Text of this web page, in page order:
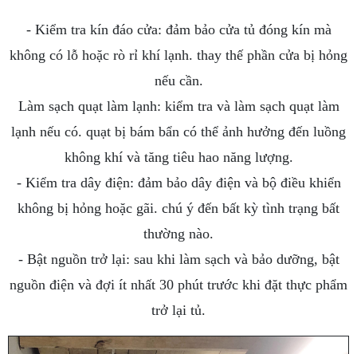
- Kiểm tra kín đáo cửa: đảm bảo cửa tủ đóng kín mà
không có lỗ hoặc rò rỉ khí lạnh. thay thế phần cửa bị hỏng
nếu cần.
Làm sạch quạt làm lạnh: kiểm tra và làm sạch quạt làm
lạnh nếu có. quạt bị bám bẩn có thể ảnh hưởng đến luồng
không khí và tăng tiêu hao năng lượng.
- Kiểm tra dây điện: đảm bảo dây điện và bộ điều khiển
không bị hỏng hoặc gãi. chú ý đến bất kỳ tình trạng bất
thường nào.
- Bật nguồn trở lại: sau khi làm sạch và bảo dưỡng, bật
nguồn điện và đợi ít nhất 30 phút trước khi đặt thực phẩm
trở lại tủ.